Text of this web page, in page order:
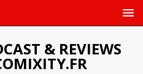
& REVIEWS